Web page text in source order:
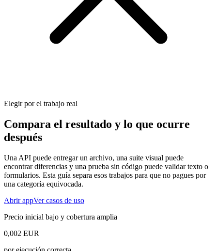
Elegir por el trabajo real
Compara el resultado y lo que ocurre
después
Una API puede entregar un archivo, una suite visual puede
encontrar diferencias y una prueba sin código puede validar texto o
formularios. Esta guía separa esos trabajos para que no pagues por
una categoría equivocada.
Abrir appVer casos de uso
Precio inicial bajo y cobertura amplia
0,002 EUR